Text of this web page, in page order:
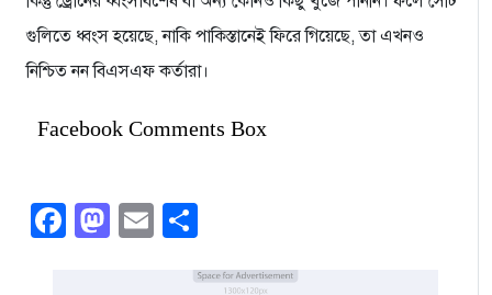
গুলিতে ধ্বংস হয়েছে, নাকি পাকিস্তানেই ফিরে গিয়েছে, তা এখনও
নিশ্চিত নন বিএসএফ কর্তারা।
Facebook Comments Box
Facebook
Mastodon
Email